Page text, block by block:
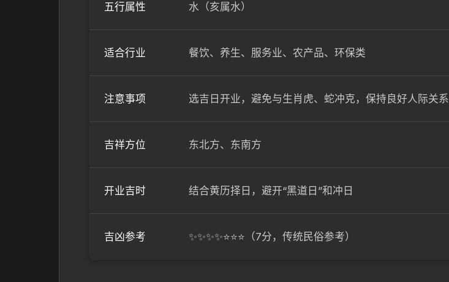
五行属性 水（亥属水）
适合行业 餐饮、养生、服务业、农产品、环保类
注意事项 选吉日开业，避免与生肖虎、蛇冲克，保持良好人际关系
吉祥方位 东北方、东南方
开业吉时 结合黄历择日，避开“黑道日”和冲日
吉凶参考 ✨✨✨✨⭐⭐⭐（7分，传统民俗参考）